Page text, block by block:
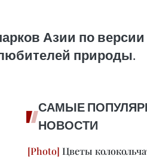
Азии по версии
любителей природы.
САМЫЕ
НОВОСТИ
Цветы